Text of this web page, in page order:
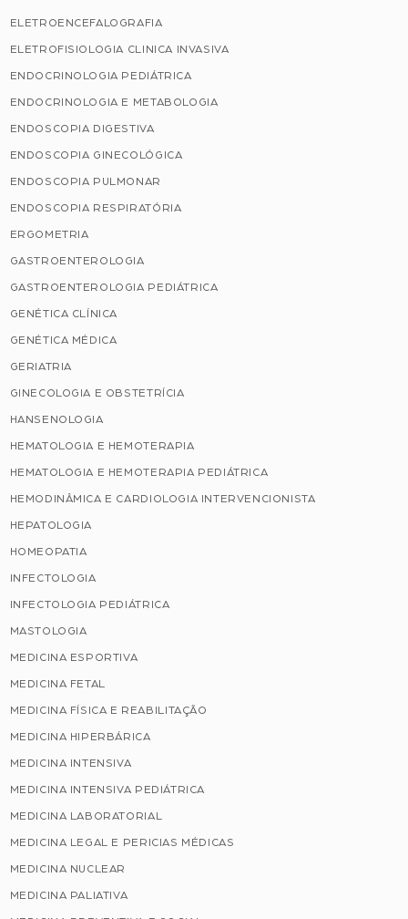
ELETROENCEFALOGRAFIA
ELETROFISIOLOGIA CLINICA INVASIVA
ENDOCRINOLOGIA PEDIÁTRICA
ENDOCRINOLOGIA E METABOLOGIA
ENDOSCOPIA DIGESTIVA
ENDOSCOPIA GINECOLÓGICA
ENDOSCOPIA PULMONAR
ENDOSCOPIA RESPIRATÓRIA
ERGOMETRIA
GASTROENTEROLOGIA
GASTROENTEROLOGIA PEDIÁTRICA
GENÉTICA CLÍNICA
GENÉTICA MÉDICA
GERIATRIA
GINECOLOGIA E OBSTETRÍCIA
HANSENOLOGIA
HEMATOLOGIA E HEMOTERAPIA
HEMATOLOGIA E HEMOTERAPIA PEDIÁTRICA
HEMODINÂMICA E CARDIOLOGIA INTERVENCIONISTA
HEPATOLOGIA
HOMEOPATIA
INFECTOLOGIA
INFECTOLOGIA PEDIÁTRICA
MASTOLOGIA
MEDICINA ESPORTIVA
MEDICINA FETAL
MEDICINA FÍSICA E REABILITAÇÃO
MEDICINA HIPERBÁRICA
MEDICINA INTENSIVA
MEDICINA INTENSIVA PEDIÁTRICA
MEDICINA LABORATORIAL
MEDICINA LEGAL E PERICIAS MÉDICAS
MEDICINA NUCLEAR
MEDICINA PALIATIVA